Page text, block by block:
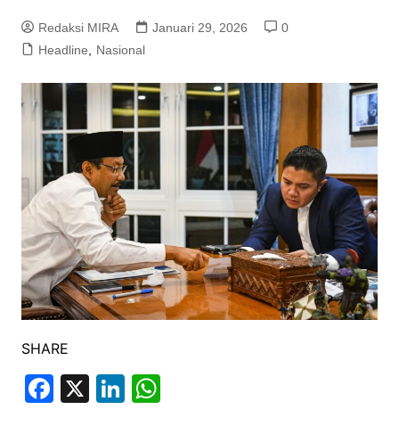
Redaksi MIRA Januari 29, 2026
0
Headline
Nasional
SHARE
F X Li W